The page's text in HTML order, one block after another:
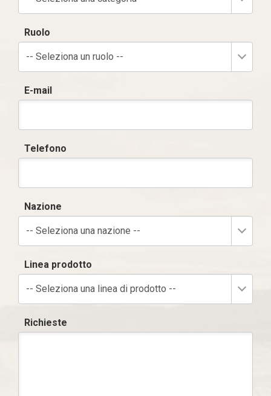
Ruolo
-- Seleziona un ruolo --
E-mail
Telefono
Nazione
-- Seleziona una nazione --
Linea prodotto
-- Seleziona una linea di prodotto --
Richieste